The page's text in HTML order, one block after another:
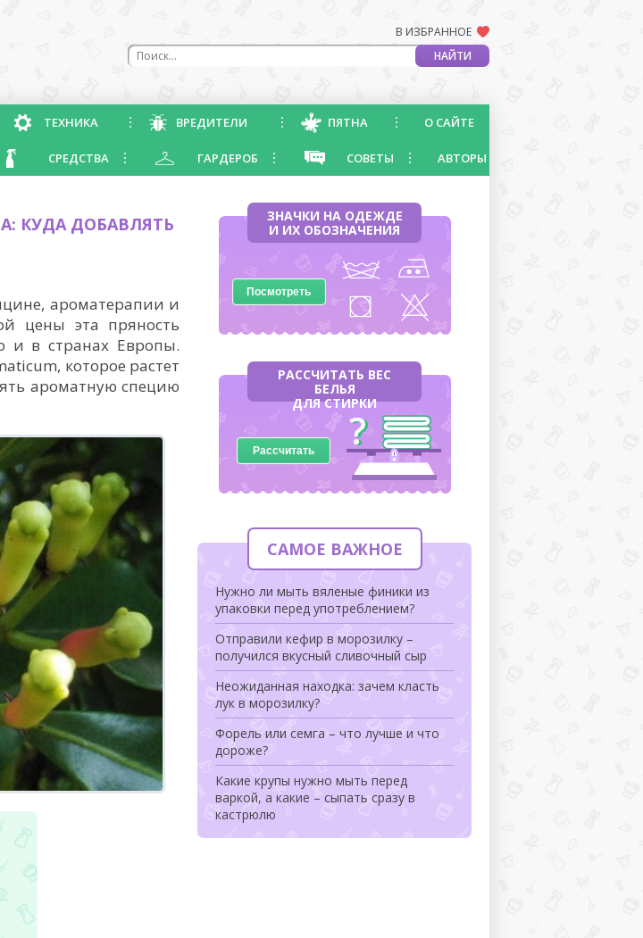
В ИЗБРАННОЕ
ТЕХНИКА ВРЕДИТЕЛИ ПЯТНА О САЙТЕ
СРЕДСТВА ГАРДЕРОБ СОВЕТЫ АВТОРЫ
КУДА ДОБАВЛЯТЬ
ароматерапии и
цены эта пряность
и в странах Европы.
которое растет
ароматную специю
ЗНАЧКИ НА ОДЕЖДЕ
И ИХ ОБОЗНАЧЕНИЯ
Посмотреть
РАССЧИТАТЬ ВЕС
БЕЛЬЯ
ДЛЯ СТИРКИ
Рассчитать
САМОЕ ВАЖНОЕ
Нужно ли мыть вяленые финики из
упаковки перед употреблением?
Отправили кефир в морозилку –
получился вкусный сливочный сыр
Неожиданная находка: зачем класть
лук в морозилку?
Форель или семга – что лучше и что
дороже?
Какие крупы нужно мыть перед
варкой, а какие – сыпать сразу в
кастрюлю